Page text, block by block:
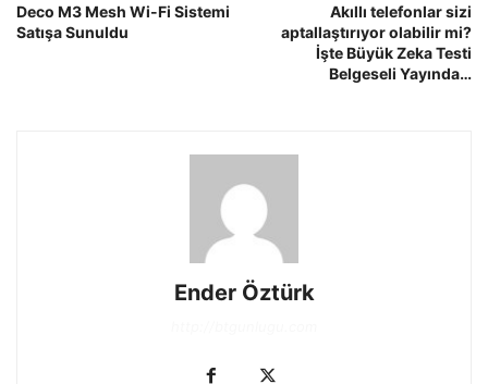
Deco M3 Mesh Wi-Fi Sistemi
Satışa Sunuldu
Akıllı telefonlar sizi
aptallaştırıyor olabilir mi?
İşte Büyük Zeka Testi
Belgeseli Yayında…
Ender Öztürk